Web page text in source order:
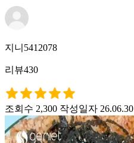
지니5412078
리뷰430
조회수 2,300 작성일자 26.06.30